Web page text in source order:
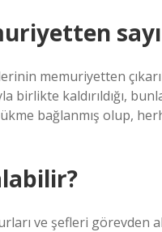
memuriyetten
kaldırıldığı,
bağlanmış olup,
ve şefleri görevden